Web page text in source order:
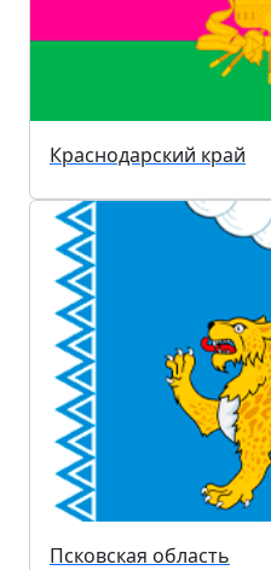
Краснодарский край
Псковская область